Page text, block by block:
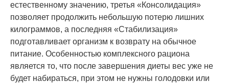
естественному значению, третья «Консолидация»
позволяет продолжить небольшую потерю лишних
килограммов, а последняя «Стабилизация»
подготавливает организм к возврату на обычное
питание. Особенностью комплексного рациона
является то, что после завершения диеты вес уже не
будет набираться, при этом не нужны голодовки или